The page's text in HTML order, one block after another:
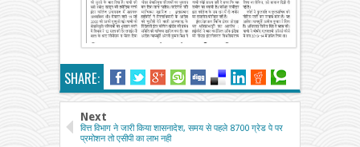
SHARE:
Next
वित्त विभाग ने जारी किया शासनादेश, समय से पहले 8700 ग्रेड पे पर
प्रमोशन तो एसीपी का लाभ नही